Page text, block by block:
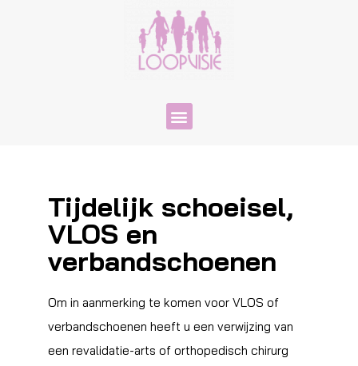
Tijdelijk schoeisel,
VLOS en
verbandschoenen
Om in aanmerking te komen voor VLOS of
verbandschoenen heeft u een verwijzing van
een revalidatie-arts of orthopedisch chirurg